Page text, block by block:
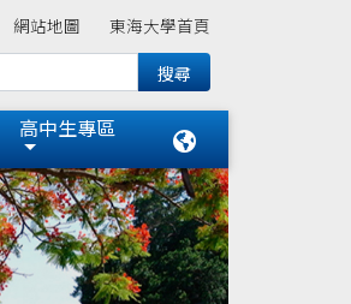
網站地圖 東海大學首頁
高中生專區